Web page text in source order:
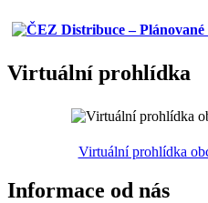
Virtuální prohlídka
Virtuální prohlídka
Informace od nás